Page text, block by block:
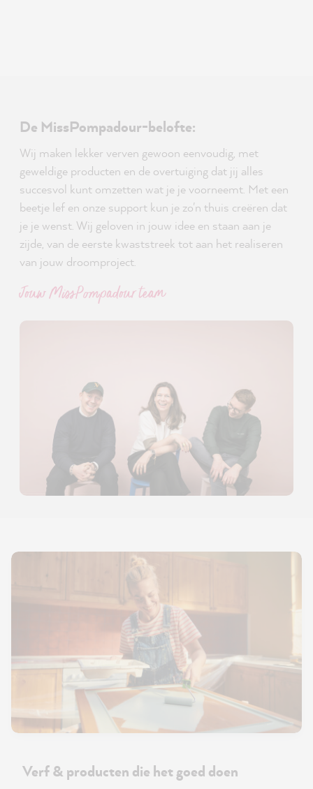
De MissPompadour-belofte:
Wij maken lekker verven gewoon eenvoudig, met
geweldige producten en de overtuiging dat jij alles
succesvol kunt omzetten wat je je voorneemt. Met een
beetje lef en onze support kun je zo'n thuis creëren dat
je je wenst. Wij geloven in jouw idee en staan aan je
zijde, van de eerste kwaststreek tot aan het realiseren
van jouw droomproject.
Jouw MissPompadour team
Verf & producten die het goed doen